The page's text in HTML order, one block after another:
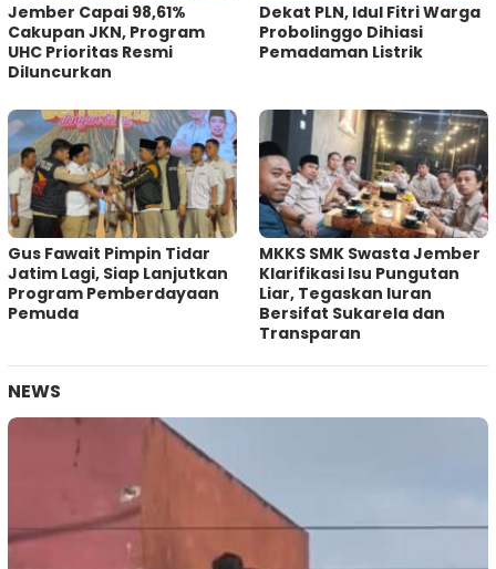
Jember Capai 98,61%
Cakupan JKN, Program
UHC Prioritas Resmi
Diluncurkan
Dekat PLN, Idul Fitri Warga
Probolinggo Dihiasi
Pemadaman Listrik
Gus Fawait Pimpin Tidar
Jatim Lagi, Siap Lanjutkan
Program Pemberdayaan
Pemuda
MKKS SMK Swasta Jember
Klarifikasi Isu Pungutan
Liar, Tegaskan Iuran
Bersifat Sukarela dan
Transparan
NEWS